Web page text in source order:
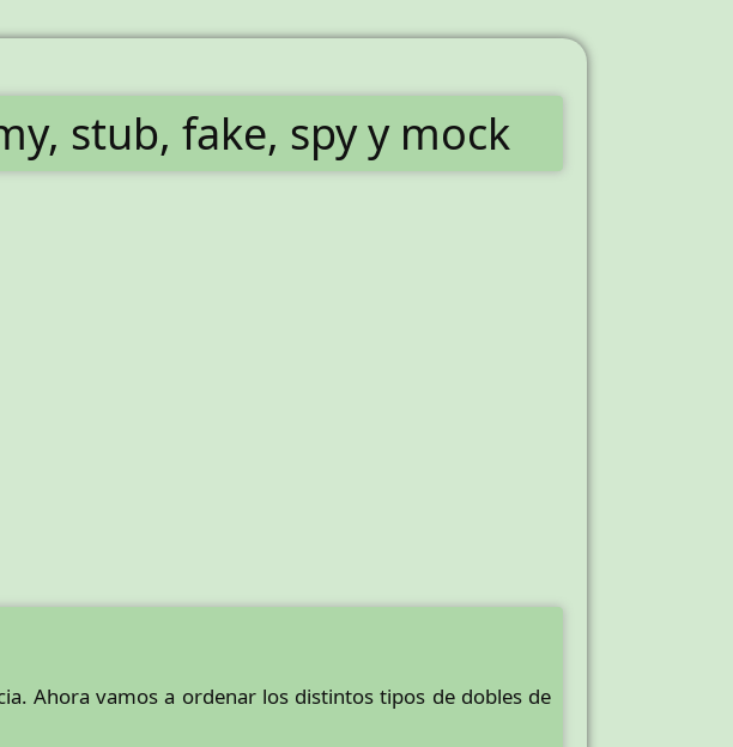
stub, fake, spy y mock
Ahora vamos a ordenar los distintos tipos de dobles de